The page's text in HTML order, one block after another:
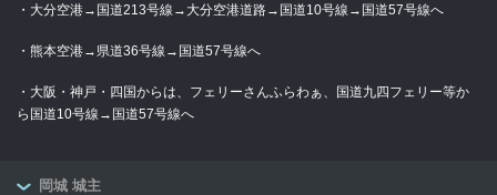
・大分空港→国道213号線→大分空港道路→国道10号線→国道57号線へ
・熊本空港→県道36号線→国道57号線へ
・大阪・神戸・四国からは、フェリーさんふらわぁ、国道九四フェリー等か
ら国道10号線→国道57号線へ
岡城 城主